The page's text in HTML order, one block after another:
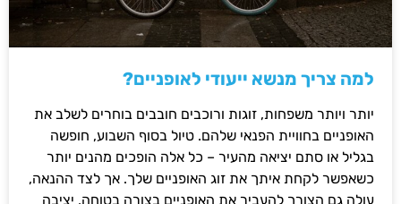
למה צריך מנשא ייעודי לאופניים?
יותר ויותר משפחות, זוגות ורוכבים חובבים בוחרים לשלב את
האופניים בחוויית הפנאי שלהם. טיול בסוף השבוע, חופשה
בגליל או סתם יציאה מהעיר – כל אלה הופכים מהנים יותר
כשאפשר לקחת איתך את זוג האופניים שלך. אך לצד ההנאה,
עולה גם הצורך להעביר את האופניים בצורה בטוחה, יציבה